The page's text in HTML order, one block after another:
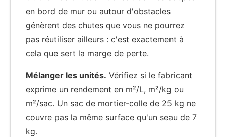
en bord de mur ou autour d'obstacles
génèrent des chutes que vous ne pourrez
pas réutiliser ailleurs : c'est exactement à
cela que sert la marge de perte.
Mélanger les unités. Vérifiez si le fabricant
exprime un rendement en m²/L, m²/kg ou
m²/sac. Un sac de mortier-colle de 25 kg ne
couvre pas la même surface qu'un seau de 7
kg.